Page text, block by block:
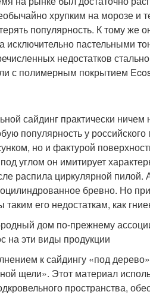
хрупким на морозе и
популярность. К тому же
исключительно пастельными
недостатков
с полимерным покрытием
сайдинг практически
популярность у
но и фактурой
углом он имитирует
распила циркулярной пилой.
бревно. Но
его недостаткам, как
дом по-прежнему
на эти виды продукции
к сайдингу «под
щели». Этот материал
пространства,